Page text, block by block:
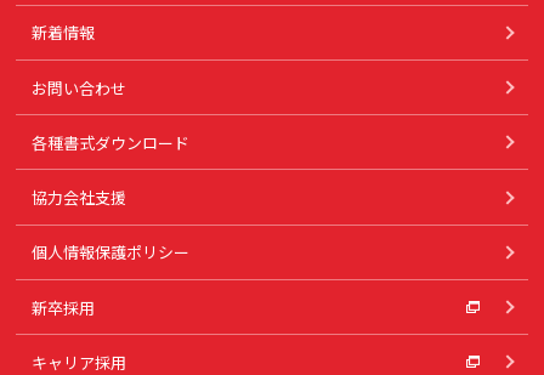
新着情報
お問い合わせ
各種書式ダウンロード
協力会社支援
個人情報保護ポリシー
新卒採用
キャリア採用